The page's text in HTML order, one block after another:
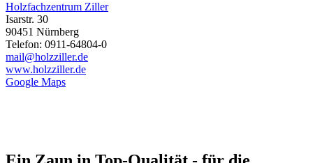
Holzfachzentrum Ziller
Isarstr. 30
90451 Nürnberg
Telefon: 0911-64804-0
mail@holzziller.de
www.holzziller.de
Google Maps